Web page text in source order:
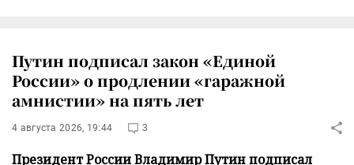
Путин подписал закон «Единой
России» о продлении «гаражной
амнистии» на пять лет
4 августа 2026, 19:44 3
Президент России Владимир Путин подписал